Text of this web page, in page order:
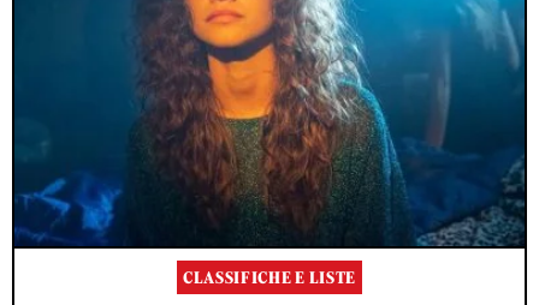
CLASSIFICHE E LISTE